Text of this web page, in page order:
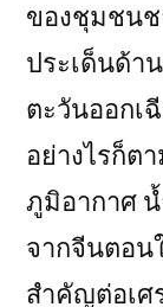
ของชุมชนช
ประเด็นด้า
ตะวันออกเ
อย่างไรก็ต
ภูมิอากาศ
จากจีนตอน
สำคัญต่อเศ